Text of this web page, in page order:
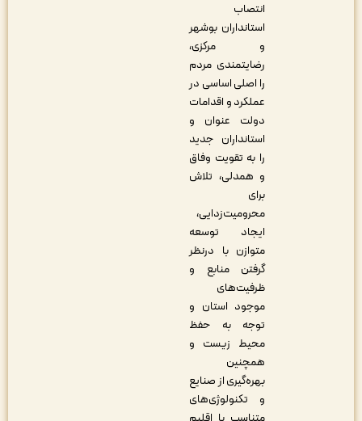
استانداران بوشهر
و مرکزی،
رضایتمندی مردم
را اصلی اساسی در
عملکرد و اقدامات
دولت عنوان و
استانداران جدید
را به تقویت وفاق
و همدلی، تلاش
محرومیت‌زدایی،
ایجاد توسعه
متوازن با درنظر
گرفتن منابع و
ظرفیت‌های
موجود استان و
توجه به حفظ
محیط زیست و
همچنین
بهره‌گیری از صنایع
و تکنولوژی‌های